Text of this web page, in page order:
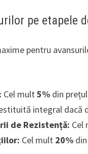
pe etapele
pentru
Cel mult5% din
integral dacă
de Rezistență: Cel
Cel mult 20%